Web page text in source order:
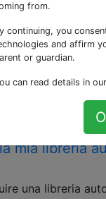
regolabile in
regolabile
essere
essere
per essere …
mia libreria
una libreria
from.
continuing, you
and affirm
or guardian.
can read details in our